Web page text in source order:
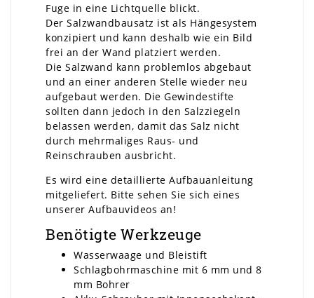
Fuge in eine Lichtquelle blickt.
Der Salzwandbausatz ist als Hängesystem
konzipiert und kann deshalb wie ein Bild
frei an der Wand platziert werden.
Die Salzwand kann problemlos abgebaut
und an einer anderen Stelle wieder neu
aufgebaut werden. Die Gewindestifte
sollten dann jedoch in den Salzziegeln
belassen werden, damit das Salz nicht
durch mehrmaliges Raus- und
Reinschrauben ausbricht.
Es wird eine detaillierte Aufbauanleitung
mitgeliefert. Bitte sehen Sie sich eines
unserer Aufbauvideos an!
Benötigte Werkzeuge
Wasserwaage und Bleistift
Schlagbohrmaschine mit 6 mm und 8
mm Bohrer